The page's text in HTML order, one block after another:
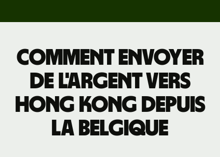
Comment envoyer
de l'argent vers
Hong Kong depuis
la Belgique